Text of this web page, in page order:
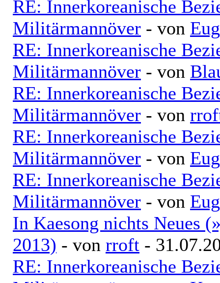
RE: Innerkoreanische
Militärmannöver - von
RE: Innerkoreanische
Militärmannöver - von
RE: Innerkoreanische
Militärmannöver - von
RE: Innerkoreanische
Militärmannöver - von
RE: Innerkoreanische
Militärmannöver - von
In Kaesong nichts Neues
2013) - von rroft -
RE: Innerkoreanische